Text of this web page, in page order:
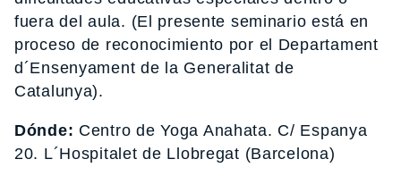
fuera del aula. (El presente seminario está en
proceso de reconocimiento por el Departament
d´Ensenyament de la Generalitat de
Catalunya).
Dónde: Centro de Yoga Anahata. C/ Espanya
20. L´Hospitalet de Llobregat (Barcelona)